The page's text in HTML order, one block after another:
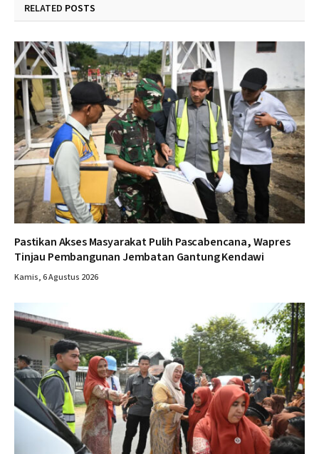
RELATED POSTS
Pastikan Akses Masyarakat Pulih Pascabencana, Wapres
Tinjau Pembangunan Jembatan Gantung Kendawi
Kamis, 6 Agustus 2026